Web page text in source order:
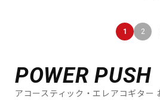
1 2
POWER PUSH
アコースティック・エレアコギター